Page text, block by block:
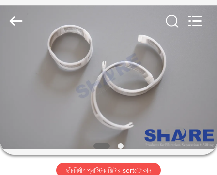
আমাদের
সম্বন্ধে
Limited.
ছাঁচনির্মাণ প্লাস্টিক ফিল্টার sertোকান